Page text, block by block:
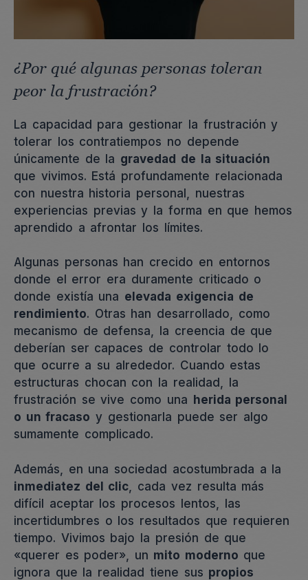
¿Por qué algunas personas toleran
peor la frustración?
La capacidad para gestionar la frustración y
tolerar los contratiempos no depende
únicamente de la gravedad de la situación
que vivimos. Está profundamente relacionada
con nuestra historia personal, nuestras
experiencias previas y la forma en que hemos
aprendido a afrontar los límites.
Algunas personas han crecido en entornos
donde el error era duramente criticado o
donde existía una elevada exigencia de
rendimiento. Otras han desarrollado, como
mecanismo de defensa, la creencia de que
deberían ser capaces de controlar todo lo
que ocurre a su alrededor. Cuando estas
estructuras chocan con la realidad, la
frustración se vive como una herida personal
o un fracaso y gestionarla puede ser algo
sumamente complicado.
Además, en una sociedad acostumbrada a la
inmediatez del clic , cada vez resulta más
difícil aceptar los procesos lentos, las
incertidumbres o los resultados que requieren
tiempo. Vivimos bajo la presión de que
«querer es poder», un mito moderno que
ignora que la realidad tiene sus propios